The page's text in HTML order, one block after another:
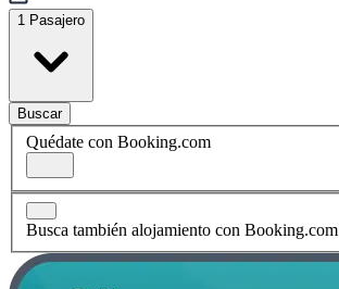
1 Pasajero
Buscar
Quédate con Booking.com
Busca también alojamiento con Booking.com